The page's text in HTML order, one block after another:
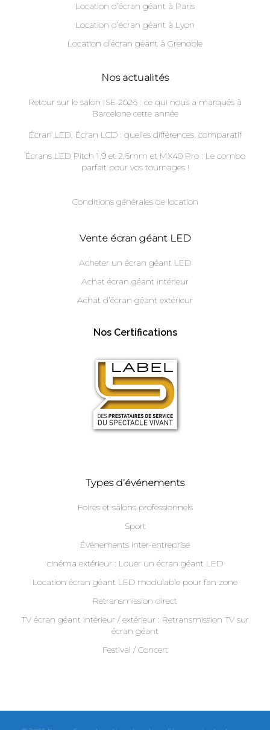
Location d’écran géant à Paris
Location d’écran géant à Lyon
Location d’écran géant à Grenoble
Nos actualités
Retour sur le salon ISE 2026 : ce qui nous a marqués à
Barcelone cette année
Écran LED, Écran LCD : quelles différences, comparatif
Écrans LED Pitch 1.9 et 2.6mm et MX40 Pro : Le combo
parfait pour vos tournages !
Conditions générales de location
Vente écran géant LED
Acheter un écran géant LED
Achat écran géant intérieur
Achat d’écran géant extérieur
Nos Certifications
Types d’événements
Foires et salons professionnels
Sport
Événements inter-entreprise
cinéma extérieur : Louer un écran géant LED
Location écran géant LED modulable pour fan zone
Retransmission direct
TV écran géant intérieur / extérieur : Retransmission TV sur
écran géant
Festival / Concert